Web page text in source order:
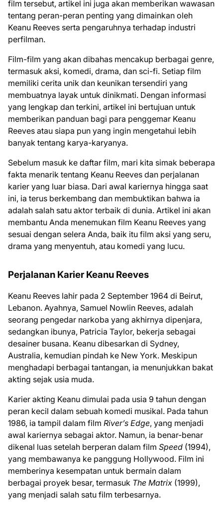
film tersebut, artikel ini juga akan memberikan wawasan
tentang peran-peran penting yang dimainkan oleh
Keanu Reeves serta pengaruhnya terhadap industri
perfilman.
Film-film yang akan dibahas mencakup berbagai genre,
termasuk aksi, komedi, drama, dan sci-fi. Setiap film
memiliki cerita unik dan keunikan tersendiri yang
membuatnya layak untuk dinikmati. Dengan informasi
yang lengkap dan terkini, artikel ini bertujuan untuk
memberikan panduan bagi para penggemar Keanu
Reeves atau siapa pun yang ingin mengetahui lebih
banyak tentang karya-karyanya.
Sebelum masuk ke daftar film, mari kita simak beberapa
fakta menarik tentang Keanu Reeves dan perjalanan
karier yang luar biasa. Dari awal kariernya hingga saat
ini, ia terus berkembang dan membuktikan bahwa ia
adalah salah satu aktor terbaik di dunia. Artikel ini akan
membantu Anda menemukan film Keanu Reeves yang
sesuai dengan selera Anda, baik itu film aksi yang seru,
drama yang menyentuh, atau komedi yang lucu.
Perjalanan Karier Keanu Reeves
Keanu Reeves lahir pada 2 September 1964 di Beirut,
Lebanon. Ayahnya, Samuel Nowlin Reeves, adalah
seorang pengedar narkoba yang akhirnya dipenjara,
sedangkan ibunya, Patricia Taylor, bekerja sebagai
desainer busana. Keanu dibesarkan di Sydney,
Australia, kemudian pindah ke New York. Meskipun
menghadapi berbagai tantangan, ia menunjukkan bakat
akting sejak usia muda.
Karier akting Keanu dimulai pada usia 9 tahun dengan
peran kecil dalam sebuah komedi musikal. Pada tahun
1986, ia tampil dalam film River’s Edge, yang menjadi
awal kariernya sebagai aktor. Namun, ia benar-benar
dikenal luas setelah berperan dalam film Speed (1994),
yang membawanya ke panggung Hollywood. Film ini
memberinya kesempatan untuk bermain dalam
berbagai proyek besar, termasuk The Matrix (1999),
yang menjadi salah satu film terbesarnya.